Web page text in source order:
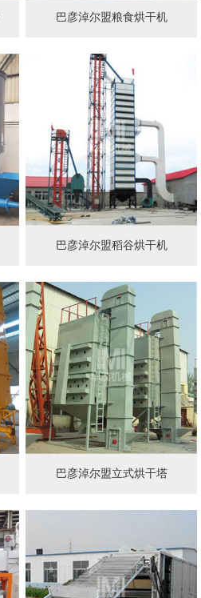
巴彦淖尔盟粮食烘干机
巴彦淖尔盟稻谷烘干机
巴彦淖尔盟立式烘干塔